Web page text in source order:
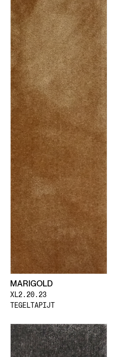
MARIGOLD
XL2.20.23
TEGELTAPIJT